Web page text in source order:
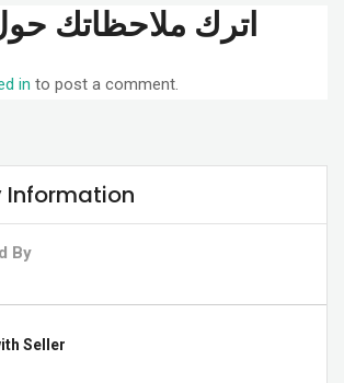
اترك ملاحظاتك
in to post a comment.
Information
By
Seller